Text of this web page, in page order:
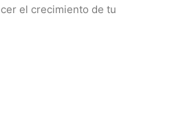
el crecimiento de tu